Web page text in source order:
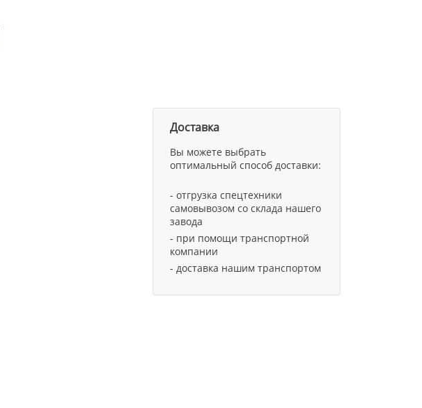
Доставка
Вы можете выбрать
оптимальный способ доставки:
- отгрузка спецтехники
самовывозом со склада нашего
завода
- при помощи транспортной
компании
- доставка нашим транспортом